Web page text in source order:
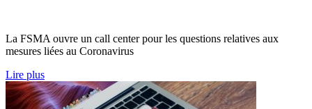
La FSMA ouvre un call center pour les questions relatives aux
mesures liées au Coronavirus
Lire plus